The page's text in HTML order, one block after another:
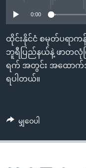
စာမျက်နှာ
သို့
ကျော်
ကြည့်
ရန်
ဗွီအိုအေ လူမှုကွန်ယက်များ
0:00
ထိုင်းနိုင်ငံ စမုတ်ပရာက
ဘူရီပြည်နယ်နဲ့ ဖာတလုံ
ရက် အတွင်း အထောက်အထ
ရပါတယ်။
မျှဝေပါ